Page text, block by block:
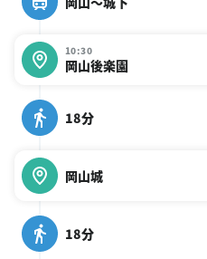
10:30
岡山後楽園
18分
岡山城
18分